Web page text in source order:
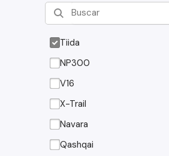
Tiida
NP300
V16
X-Trail
Navara
Qashqai